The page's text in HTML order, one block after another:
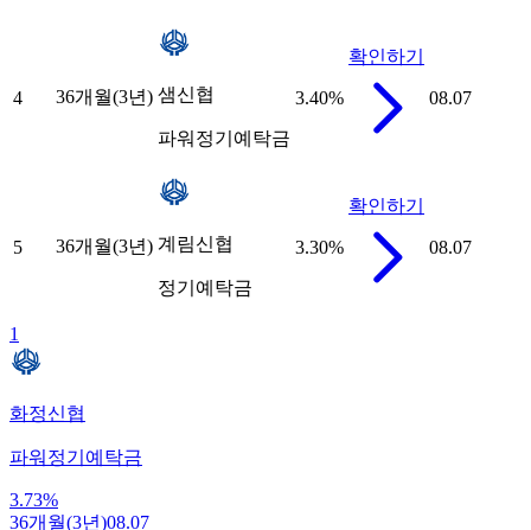
4 36개월(3년) 샘신협
파워정기예탁금
3.40%
확인하기
08.07
5 36개월(3년) 계림신협
정기예탁금
3.30%
확인하기
08.07
1
화정신협
파워정기예탁금
3.73%
36개월(3년)08.07